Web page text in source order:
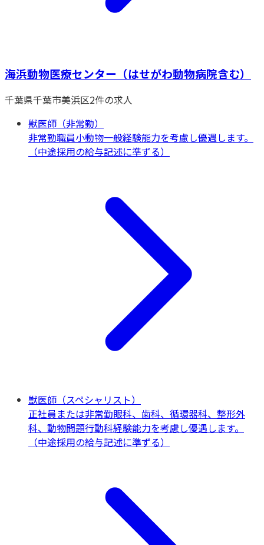
海浜動物医療センター（はせがわ動物病院含む）
千葉県千葉市美浜区2件の求人
獣医師（非常勤）
非常勤職員小動物一般経験能力を考慮し優遇します。
（中途採用の給与記述に準ずる）
獣医師（スペシャリスト）
正社員または非常勤眼科、歯科、循環器科、整形外
科、動物問題行動科経験能力を考慮し優遇します。
（中途採用の給与記述に準ずる）